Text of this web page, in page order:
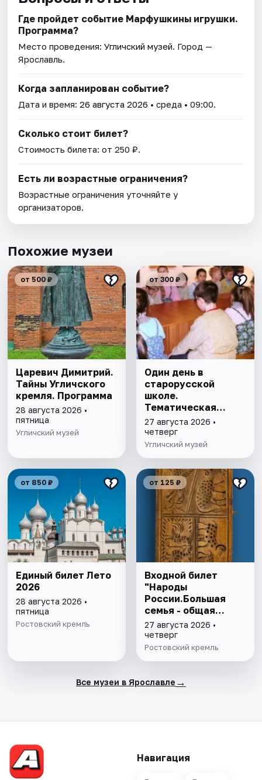
Где пройдет событие Марфушкины игрушки.
Программа?
Место проведения:Угличский музей. Город —
Ярославль.
Когда запланирован событие?
Дата и время:26 августа 2026 • среда • 09:00.
Сколько стоит билет?
Стоимость билета: от 250 ₽.
Есть ли возрастные ограничения?
Возрастные ограничения уточняйте у
организаторов.
Похожие музеи
от 500 ₽
Царевич Димитрий.
Тайны Угличского
кремля. Программа
28 августа 2026 •
пятница
Угличский музей
от 300 ₽
Один день в
старорусской
школе.
Тематическая
программа
27 августа 2026 •
четверг
Угличский музей
от 850 ₽
Единый билет Лето
2026
28 августа 2026 •
пятница
Ростовский кремль
от 125 ₽
Входной билет
"Народы
России.Большая
семья - общая
история"
27 августа 2026 •
четверг
Ростовский кремль
Все музеи в Ярославле →
Навигация